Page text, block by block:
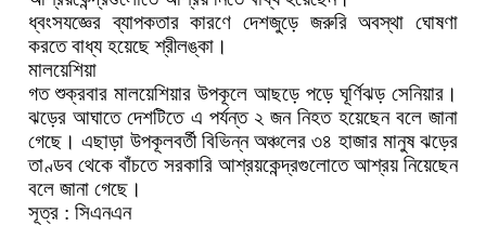
ধ্বংসযজ্ঞের ব্যাপকতার কারণে দেশজুড়ে জরুরি অবস্থা ঘোষণা
করতে বাধ্য হয়েছে শ্রীলঙ্কা।
মালয়েশিয়া
গত শুক্রবার মালয়েশিয়ার উপকূলে আছড়ে পড়ে ঘূর্ণিঝড় সেনিয়ার।
ঝড়ের আঘাতে দেশটিতে এ পর্যন্ত ২ জন নিহত হয়েছেন বলে জানা
গেছে। এছাড়া উপকূলবর্তী বিভিন্ন অঞ্চলের ৩৪ হাজার মানুষ ঝড়ের
তাণ্ডব থেকে বাঁচতে সরকারি আশ্রয়কেন্দ্রগুলোতে আশ্রয় নিয়েছেন
বলে জানা গেছে।
সূত্র : সিএনএন